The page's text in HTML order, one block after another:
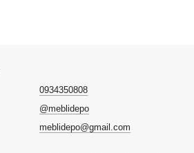
0934350808
@meblidepo
meblidepo@gmail.com